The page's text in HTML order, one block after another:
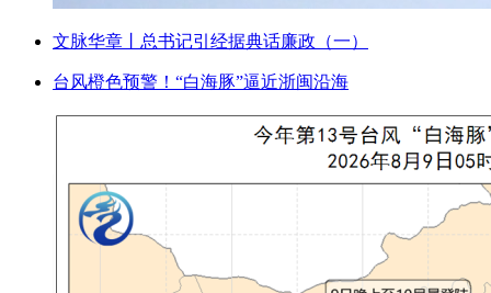
文脉华章丨总书记引经据典话廉政（一）
台风橙色预警！“白海豚”逼近浙闽沿海